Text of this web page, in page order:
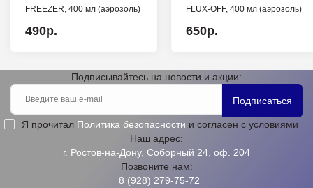
FREEZER, 400 мл (аэрозоль)
490р.
FLUX-OFF, 400 мл (аэрозоль)
650р.
Подписывайтесь на новости и акции:
Подписаться
Я прочитал Политика безопасности и согласен с условиями
Наш адрес:
г. Ростов-на-Дону, Соборный 24, оф. 204
Позвоните нам:
8 (928) 279-75-72